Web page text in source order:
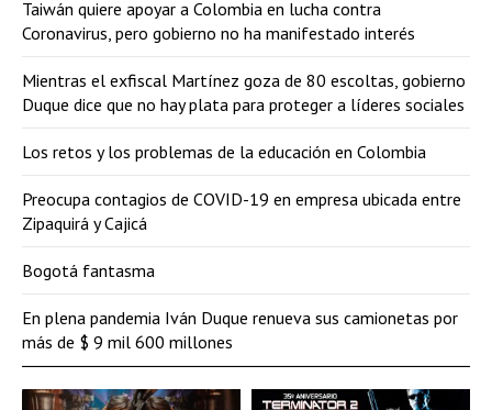
Taiwán quiere apoyar a Colombia en lucha contra
Coronavirus, pero gobierno no ha manifestado interés
Mientras el exfiscal Martínez goza de 80 escoltas, gobierno
Duque dice que no hay plata para proteger a líderes sociales
Los retos y los problemas de la educación en Colombia
Preocupa contagios de COVID-19 en empresa ubicada entre
Zipaquirá y Cajicá
Bogotá fantasma
En plena pandemia Iván Duque renueva sus camionetas por
más de $ 9 mil 600 millones